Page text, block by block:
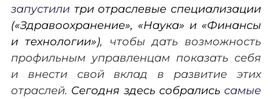
запустили три отраслевые специализации
(«Здравоохранение», «Наука» и «Финансы
и технологии»), чтобы дать возможность
профильным управленцам показать себя
и внести свой вклад в развитие этих
отраслей. Сегодня здесь собралисьсамые